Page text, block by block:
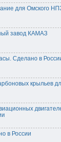
для Омского
завод КАМАЗ
Сделано в
крыльев
в России